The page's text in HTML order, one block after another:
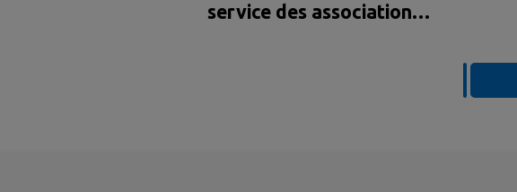
service des associations